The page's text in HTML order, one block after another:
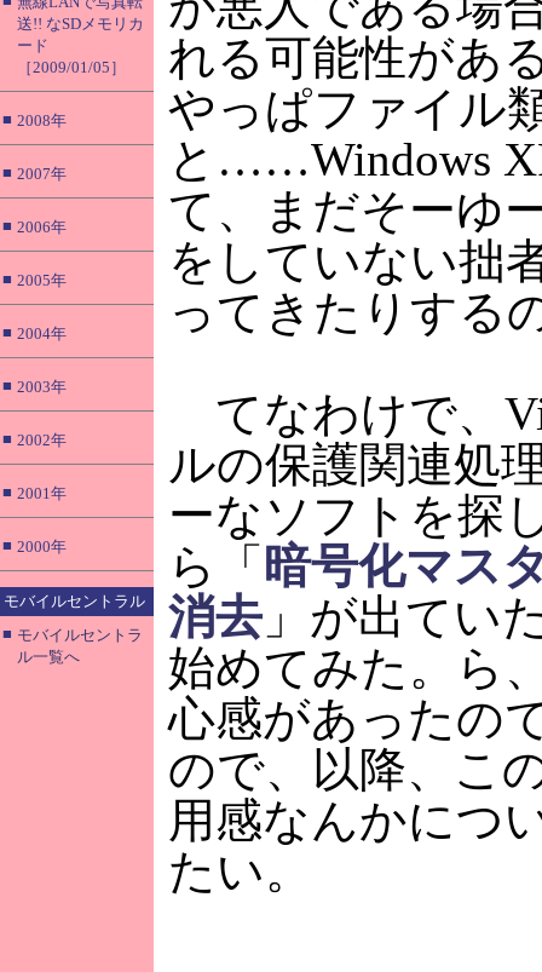
送!! なSDメモリカ
ード
［2009/01/05］
■ 2008年
■ 2007年
■ 2006年
■ 2005年
■ 2004年
■ 2003年
■ 2002年
■ 2001年
■ 2000年
モバイルセントラル
■ モバイルセントラ
ル一覧へ
れる可能性があ
やっぱファイル
と……Windows
て、まだそーゆ
をしていない拙
ってきたりする
てなわけで、
ルの保護関連処
ーなソフトを探
ら「 暗号化マス
消去 」が出てい
始めてみた。ら
心感があったの
ので、以降、こ
用感なんかにつ
たい。